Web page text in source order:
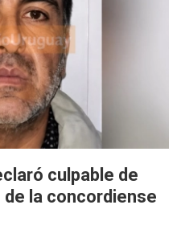
culpable de
la concordiense